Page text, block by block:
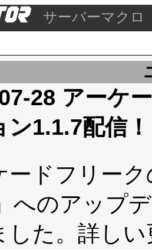
サーバーマクロ
28 アーケ
ン1.1.7配信！
ードフリー
へのアップ
した。詳し